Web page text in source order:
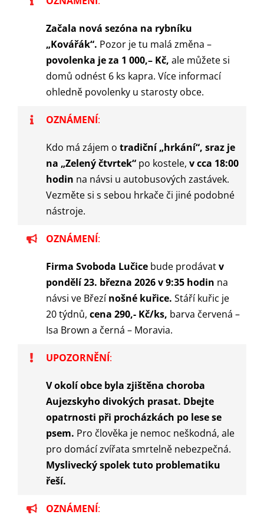
Začala nová sezóna na rybníku
„Kovářák“. Pozor je tu malá změna –
povolenka je za 1 000,– Kč,ale můžete si
domů odnést 6 ks kapra. Více informací
ohledně povolenky u starosty obce.
OZNÁMENÍ:
Kdo má zájem o tradiční „hrkání“, sraz je
na „Zelený čtvrtek“ po kostele,v cca 18:00
hodin na návsi u autobusových zastávek.
Vezměte si s sebou hrkače či jiné podobné
nástroje.
OZNÁMENÍ:
Firma Svoboda Lučice bude prodávatv
pondělí 23. března 2026 v 9:35 hodin na
návsi ve Březínošné kuřice. Stáří kuřic je
20 týdnů, cena 290,- Kč/ks, barva červená –
Isa Brown a černá – Moravia.
UPOZORNĚNÍ:
V okolí obce byla zjištěna choroba
Aujezskyho divokých prasat. Dbejte
opatrnosti při procházkách po lese se
psem. Pro člověka je nemoc neškodná, ale
pro domácí zvířata smrtelně nebezpečná.
Myslivecký spolek tuto problematiku
řeší.
OZNÁMENÍ: